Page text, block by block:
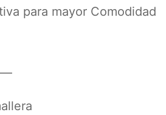
para mayor Comodidad